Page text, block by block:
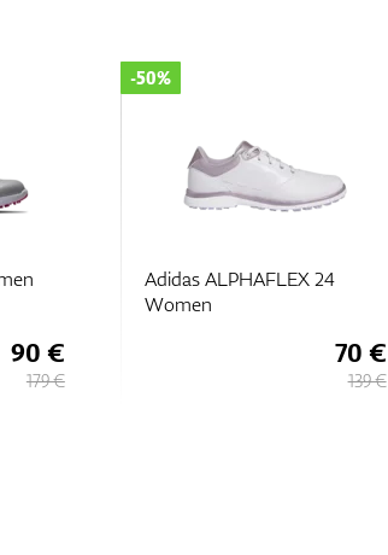
90 €
179 €
Adidas ALPHAFLEX 24
Women
-50%
70 €
139 €